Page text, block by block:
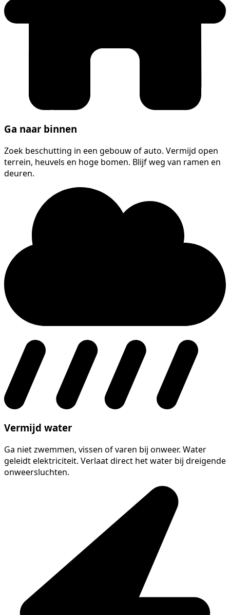
Ga naar binnen
Zoek beschutting in een gebouw of auto. Vermijd open
terrein, heuvels en hoge bomen. Blijf weg van ramen en
deuren.
Vermijd water
Ga niet zwemmen, vissen of varen bij onweer. Water
geleidt elektriciteit. Verlaat direct het water bij dreigende
onweersluchten.